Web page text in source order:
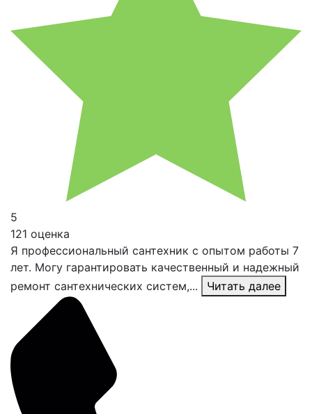
5
121 оценка
Я профессиональный сантехник с опытом работы 7
лет. Могу гарантировать качественный и надежный
ремонт сантехнических систем,...
Читать далее